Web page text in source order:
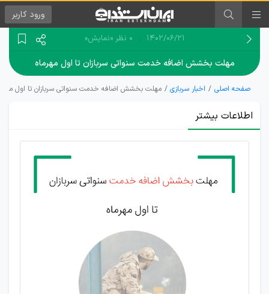
ورود کاربر
۱۴۰۲/۰۶/۲۱ 0 نظر «نمایش»
مهلت بخشش اضافه خدمت سنواتی سربازان تا اول مهرماه
صفحه اصلی اخبار سربازی مهلت بخشش اضافه خدمت سنواتی سربازان تا اول
اطلاعات بیشتر